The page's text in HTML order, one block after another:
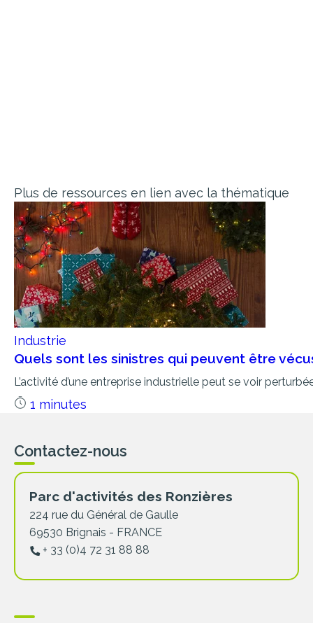
Plus de ressources en lien avec la thématique
Industrie
Quels sont les sinistres qui peuvent être
L’activité d’une entreprise industrielle peut se voir
1 minutes
Contactez-nous
Parc d'activités des Ronzières
224 rue du Général de Gaulle
69530 Brignais - FRANCE
+ 33 (0)4 72 31 88 88